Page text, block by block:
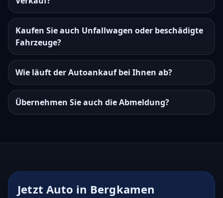
Kaufen Sie auch Unfallwagen oder beschädigte
Fahrzeuge?
Wie läuft der Autoankauf bei Ihnen ab?
Übernehmen Sie auch die Abmeldung?
Jetzt Auto in Bergkamen